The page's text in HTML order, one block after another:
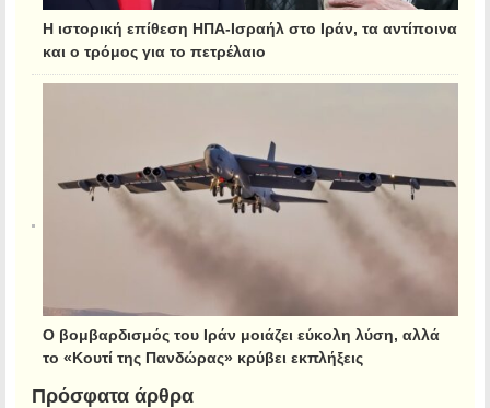
Η ιστορική επίθεση ΗΠΑ-Ισραήλ στο Ιράν, τα αντίποινα
και ο τρόμος για το πετρέλαιο
Ο βομβαρδισμός του Ιράν μοιάζει εύκολη λύση, αλλά
το «Κουτί της Πανδώρας» κρύβει εκπλήξεις
Πρόσφατα άρθρα